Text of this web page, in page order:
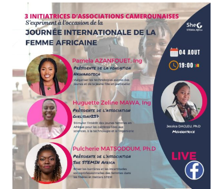
**𝐄́𝐯𝐞́𝐧𝐞𝐦𝐞𝐧𝐭
𝐄𝐱𝐜𝐞𝐩𝐭𝐢𝐨𝐧𝐧𝐞𝐥
𝐑𝐞𝐧𝐜𝐨𝐧𝐭𝐫𝐞𝐳
𝐝𝐞𝐬
𝐏𝐢𝐨𝐧𝐧𝐢𝐞̀𝐫𝐞𝐬
!**